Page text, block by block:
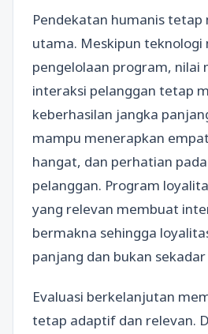
Pendekatan humanis tetap
utama. Meskipun
pengelolaan program, nilai
interaksi pelanggan tetap
keberhasilan jangka
mampu menerapkan
hangat, dan perhatian
pelanggan. Program
yang relevan membuat
bermakna sehingga
panjang dan bukan
Evaluasi berkelanjutan
tetap adaptif dan relevan.